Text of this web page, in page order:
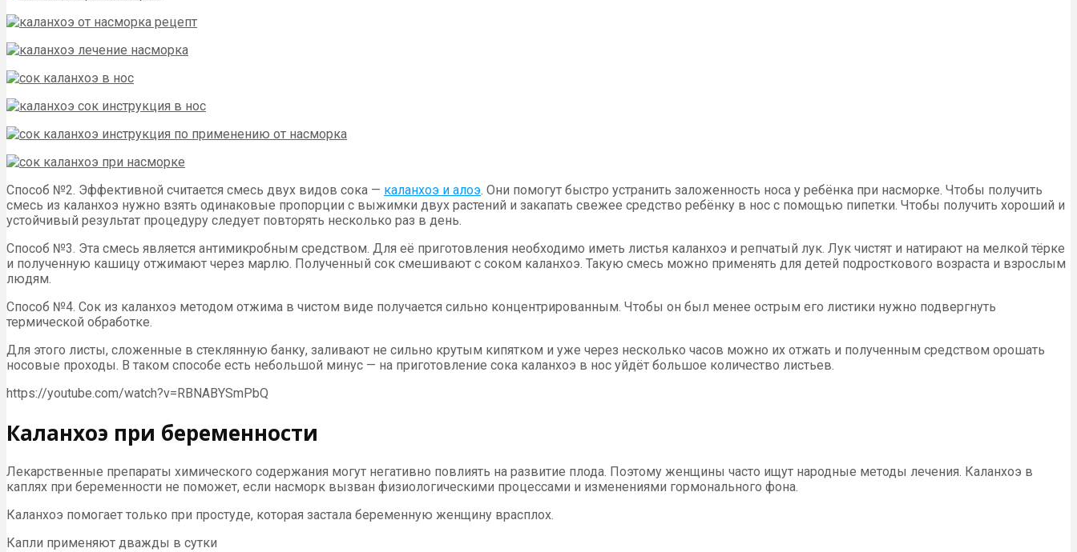
Способ №2. Эффективной считается смесь двух видов сока — каланхоэ и алоэ. Они помогут быстро устранить заложенность носа у ребёнка при насморке. Чтобы получить
смесь из каланхоэ нужно взять одинаковые пропорции с выжимки двух растений и закапать свежее средство ребёнку в нос с помощью пипетки. Чтобы получить хороший и
устойчивый результат процедуру следует повторять несколько раз в день.
Способ №3. Эта смесь является антимикробным средством. Для её приготовления необходимо иметь листья каланхоэ и репчатый лук. Лук чистят и натирают на мелкой тёрке
и полученную кашицу отжимают через марлю. Полученный сок смешивают с соком каланхоэ. Такую смесь можно применять для детей подросткового возраста и взрослым
людям.
Способ №4. Сок из каланхоэ методом отжима в чистом виде получается сильно концентрированным. Чтобы он был менее острым его листики нужно подвергнуть
термической обработке.
Для этого листы, сложенные в стеклянную банку, заливают не сильно крутым кипятком и уже через несколько часов можно их отжать и полученным средством орошать
носовые проходы. В таком способе есть небольшой минус — на приготовление сока каланхоэ в нос уйдёт большое количество листьев.
https://youtube.com/watch?v=RBNABYSmPbQ
Каланхоэ при беременности
Лекарственные препараты химического содержания могут негативно повлиять на развитие плода. Поэтому женщины часто ищут народные методы лечения. Каланхоэ в
каплях при беременности не поможет, если насморк вызван физиологическими процессами и изменениями гормонального фона.
Каланхоэ помогает только при простуде, которая застала беременную женщину врасплох.
Капли применяют дважды в сутки